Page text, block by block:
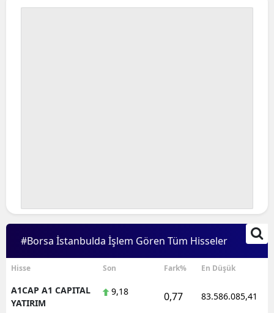
Çankırı
Çorum
Denizli
Diyarbakır
#Borsa İstanbulda İşlem Gören Tüm Hisseler
Hisse Son Fark% En Düşük
A1CAP A1 CAPITAL
YATIRIM
9,18 0,77 83.586.085,41